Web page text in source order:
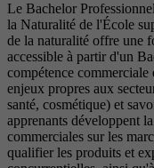
Le Bachelor
la Naturalité de l'École
de la naturalité offre une
accessible à partir d'un
compétence
enjeux propres aux
santé, cosmétique) et
apprenants développent
commerciales sur les
qualifier les produits et